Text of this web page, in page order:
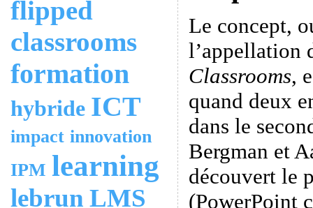
flipped
classrooms
formation
hybride ICT
impact innovation
IPM learning
lebrun LMS
Le concept,
l’appellation
Classrooms,
quand deux
dans le
Bergman et
découvert le
(PowerPoint